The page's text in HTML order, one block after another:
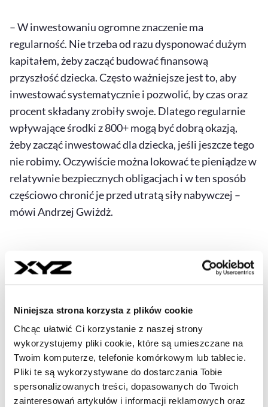
Niniejsza strona korzysta z plików cookie
Chcąc ułatwić Ci korzystanie z naszej strony
wykorzystujemy pliki cookie, które są umieszczane na
Twoim komputerze, telefonie komórkowym lub tablecie.
Pliki te są wykorzystywane do dostarczania Tobie
spersonalizowanych treści, dopasowanych do Twoich
zainteresowań artykułów i informacji reklamowych oraz
– W inwestowaniu ogromne znaczenie ma
regularność. Nie trzeba od razu dysponować dużym
kapitałem, żeby zacząć budować finansową
przyszłość dziecka. Często ważniejsze jest to, aby
inwestować systematycznie i pozwolić, by czas oraz
procent składany zrobiły swoje. Dlatego regularnie
wpływające środki z 800+ mogą być dobrą okazją,
żeby zacząć inwestować dla dziecka, jeśli jeszcze tego
nie robimy. Oczywiście można lokować te pieniądze w
relatywnie bezpiecznych obligacjach i w ten sposób
częściowo chronić je przed utratą siły nabywczej –
mówi Andrzej Gwiżdż.